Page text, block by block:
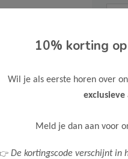
10% korting
Wil je als eerste horen over
exclusieve
Meld je dan aan voor
De kortingscode verschijnt in